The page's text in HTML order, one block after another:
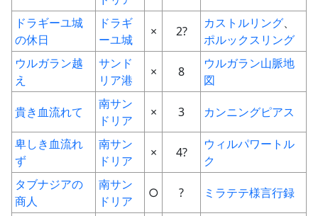
ドラギーユ城
の休日
ドラギ
ーユ城
× 2?
カストルリング、
ポルックスリング
ウルガラン越
え
サンド
リア港
× 8
ウルガラン山脈地
図
貴き血流れて
南サン
ドリア
× 3 カンニングピアス
卑しき血流れ
ず
南サン
ドリア
× 4?
ウィルパワートル
ク
タブナジアの
商人
南サン
ドリア
○ ? ミラテテ様言行録